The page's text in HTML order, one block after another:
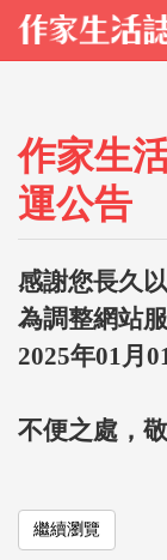
作家生
運公告
感謝您長久
為調整網站
2025年01月
不便之處，敬
繼續瀏覽